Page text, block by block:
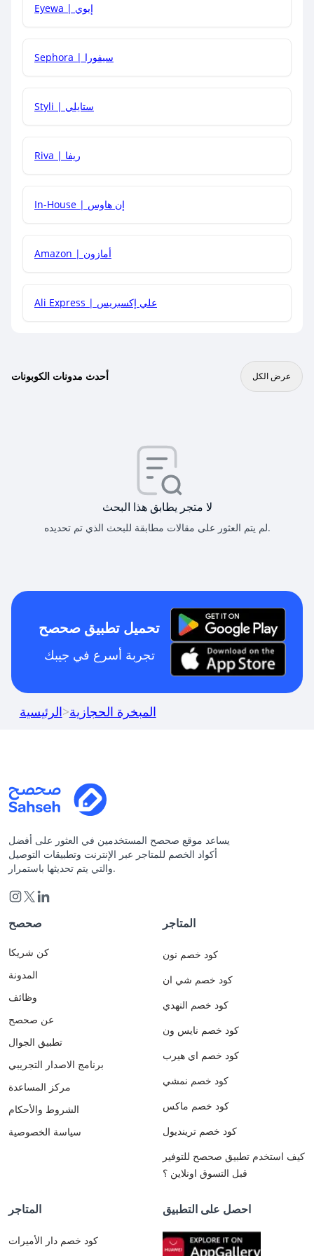
هل يمكنني جمع كود خصم مع العروض الأخرى؟
Eyewa | إيوي
Sephora | سيفورا
Styli | ستايلي
Riva | ريفا
In-House | إن هاوس
Amazon | أمازون
Ali Express | علي إكسبريس
أحدث مدونات الكوبونات عرض الكل
لا متجر يطابق هذا البحث
لم يتم العثور على مقالات مطابقة للبحث الذي تم تحديده.
تحميل تطبيق صحصح
تجربة أسرع في جيبك
الرئيسية>المبخرة الحجازية
يساعد موقع صحصح المستخدمين في العثور على أفضل
أكواد الخصم للمتاجر عبر الإنترنت وتطبيقات التوصيل
والتي يتم تحديثها باستمرار.
صحصح
كن شريكا
المدونة
وظائف
عن صحصح
تطبيق الجوال
برنامج الاصدار التجريبي
مركز المساعدة
الشروط والأحكام
سياسة الخصوصية
المتاجر
كود خصم نون
كود خصم شي ان
كود خصم النهدي
كود خصم نايس ون
كود خصم اي هيرب
كود خصم نمشي
كود خصم ماكس
كود خصم ترينديول
كيف استخدم تطبيق صحصح للتوفير
قبل التسوق اونلاين ؟
المتاجر
كود خصم دار الأميرات
احصل على التطبيق